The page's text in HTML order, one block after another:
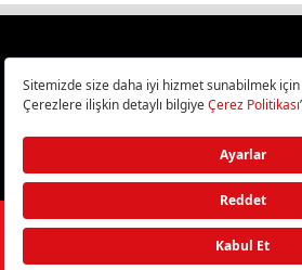
Bilişim ve Teknoloji Haberleri
©2026Doğan Burda Dergi Yayıncılık ve
saklıdır.